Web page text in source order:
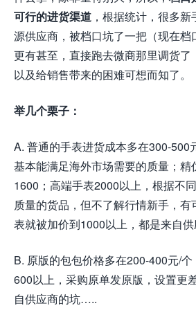
可行的进货渠道 ，根据统计，很多
源供应商，被档口坑了一把（现在档
更有甚至，直接跑去微商那里调货了
以及给销售带来的困难可想而知了。
举几个栗子：
A. 普通的手表进货成本多在300-500
基本能满足海外市场需要的质量；精
1600；高端手表2000以上，根据不
质量的货品，但不了解行情新手，
表就被加价到1000以上，都是来自
B. 原版的包包价格多在200-400元/
600以上，采购原单发原版，设置更
自供应商的坑…..